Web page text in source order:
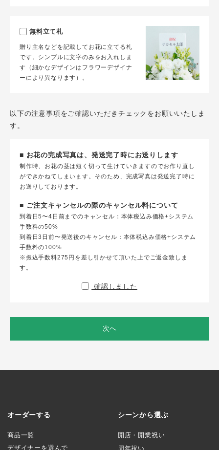
無料立て札
贈り主名などを記載してお花に立てる札
です。シンプルに文字のみをお入れしま
す（細かなデザインはフラワーデザイナ
ーにより異なります）。
以下の注意事項をご確認いただきチェックをお願いいたしま
す。
■ お花の完成写真は、発送完了時にお送りします
制作時、お花の茎は短く切って生けていきますのでお作り直し
ができかねてしまいます。そのため、完成写真は発送完了時に
お送りしております。
■ ご注文キャンセルの際のキャンセル料について
到着日5〜4日前までのキャンセル：本体税込み価格+システム
手数料の50%
到着日3日前〜発送後のキャンセル：本体税込み価格+システム
手数料の100%
※振込手数料275円を差し引かせて頂いた上でご返金致しま
す。
確認しました
次へ
オーダーする
商品一覧
デザイナーを選んで
シーンから選ぶ
開店・開業祝い
周年祝い